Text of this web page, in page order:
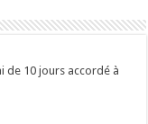
de 10 jours accordé à